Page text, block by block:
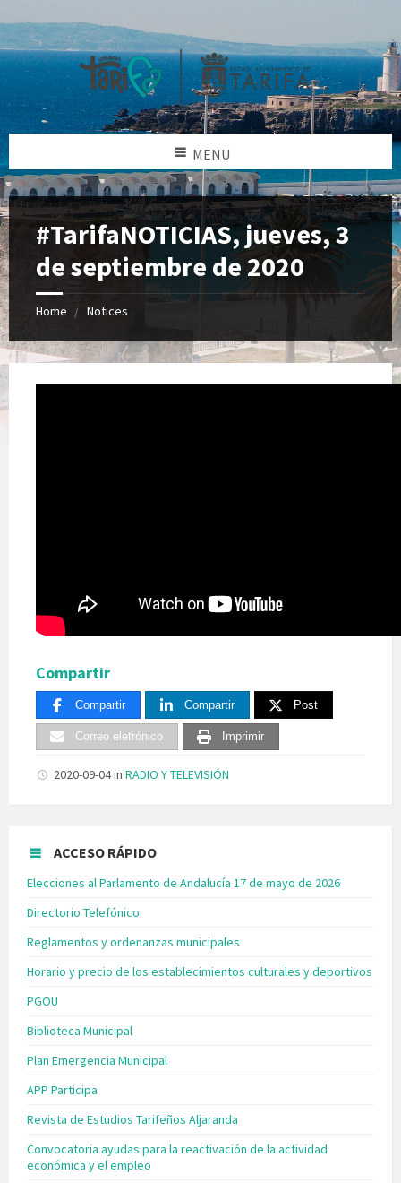
MENU
#TarifaNOTICIAS, jueves, 3
de septiembre de 2020
Home Notices
Compartir
Compartir Compartir Post
Correo eletrónico Imprimir
2020-09-04in RADIO Y TELEVISIÓN
ACCESO RÁPIDO
Elecciones al Parlamento de Andalucía 17 de mayo de 2026
Directorio Telefónico
Reglamentos y ordenanzas municipales
Horario y precio de los establecimientos culturales y deportivos
PGOU
Biblioteca Municipal
Plan Emergencia Municipal
APP Participa
Revista de Estudios Tarifeños Aljaranda
Convocatoria ayudas para la reactivación de la actividad
económica y el empleo